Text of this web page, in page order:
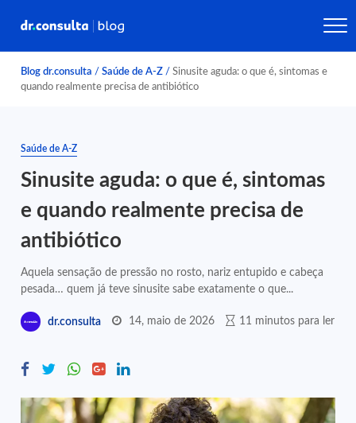
Blog dr.consulta / Saúde de A-Z / Sinusite aguda: o que é, sintomas e
quando realmente precisa de antibiótico
Saúde de A-Z
Sinusite aguda: o que é, sintomas
e quando realmente precisa de
antibiótico
Aquela sensação de pressão no rosto, nariz entupido e cabeça
pesada… quem já teve sinusite sabe exatamente o que...
dr.consulta 14, maio de 2026 11 minutos para ler